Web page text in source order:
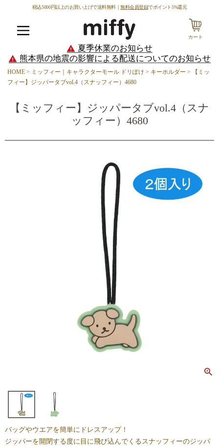
税込5000円以上のお買い上げで送料無料｜無料会員登録でポイント5%還元
カート
夏季休業のお知らせ
熊本県の地震の影響による配送についてのお知らせ
HOME ミッフィー｜キャラクターモール ドリぽけ キーホルダー
【ミッ
フィー】ジッパータブvol.4（スナッフィー）4680
【ミッフィー】ジッパータブvol.4（スナ
ッフィー）4680
バッグやウエアを簡単にドレスアップ！
ジッパーを開閉する度に目に飛び込んでくるスナッフィーのジッパ